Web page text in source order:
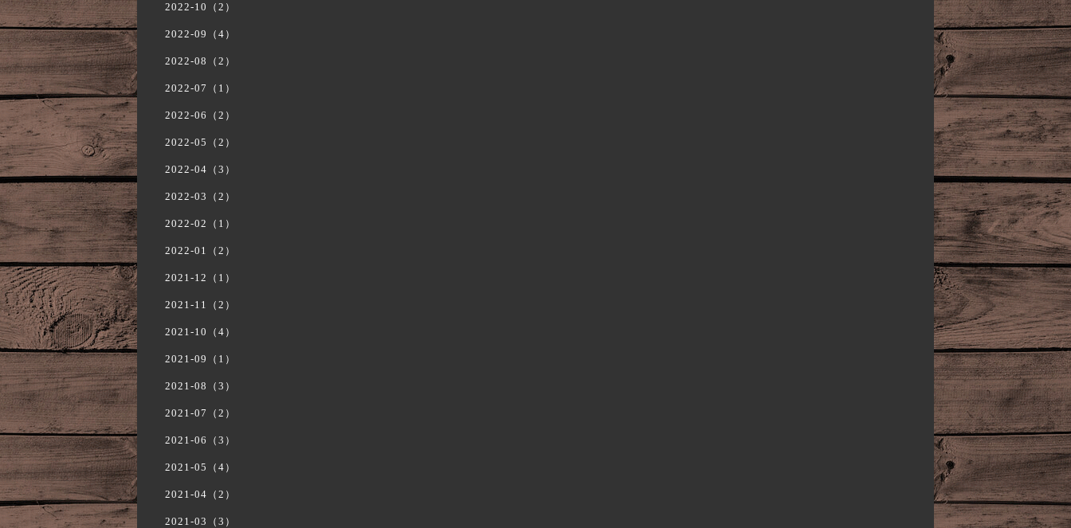
2022-10（2）
2022-09（4）
2022-08（2）
2022-07（1）
2022-06（2）
2022-05（2）
2022-04（3）
2022-03（2）
2022-02（1）
2022-01（2）
2021-12（1）
2021-11（2）
2021-10（4）
2021-09（1）
2021-08（3）
2021-07（2）
2021-06（3）
2021-05（4）
2021-04（2）
2021-03（3）